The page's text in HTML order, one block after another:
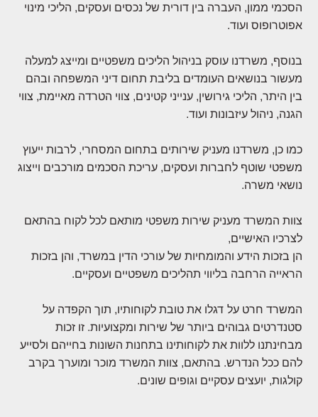
הסכמי ממון, העברה בין דורית של נכסים ועסקים, הליכי מינוי
אפוטרופוס ועוד.
בנוסף, משרדנו עוסק בניהול הליכים משפטיים ומייצג למעלה
מעשור בנושאים העומדים בליבת תחום דיני המשפחה ובהם
בין היתר, הליכי גירושין, ענייני קטינים, צווי הטרדה מאיימת, צווי
הגנה, ניהול עיזבונות ועוד.
כמו כן, משרדנו מעניק שירותים בתחום המסחרי, לרבות ייעוץ
משפטי שוטף לחברות ועסקים, עריכת הסכמים מורכבים וייצוג
נושאי משרה.
צוות המשרד מעניק שירות משפטי מותאם לכל לקוח בהתאם
לצרכיו האישיים,
הן בזכות הידע והמומחיות של עורכי הדין במשרד, והן בזכות
הראייה הרחבה בליווי תהליכים משפטיים ועסקיים.
המשרד חרט על דגלו את טובת לקוחותיו, תוך הקפדה על
סטנדרטים גבוהים ביותר של שירות ומקצועיות. זו זכות
מבחינתנו ללוות את לקוחותינו בתחנות השונות בחייהם ולסייע
להם ככל הנדרש. בהתאם, צוות המשרד מוכר ומוערך בקרב
קולגות, יועצים עסקיים וגופים שונים.